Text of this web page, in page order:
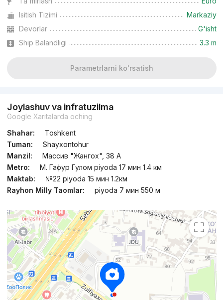
Isitish Tizimi
Markaziy
Devorlar
G'isht
Ship Balandligi
3.3 m
Parametrlarni ko'rsatish
Joylashuv va infratuzilma
Google Xaritalarda oching
Shahar:
Toshkent
Tuman:
Shayxontohur
Manzil:
Массив "Жангох", 38 А
Metro:
М. Гафур Гулом piyoda 17 мин 1.4 км
Maktab:
№22 piyoda 15 мин 1.2км
Rayhon Milly Taomlar:
piyoda 7 мин 550 м